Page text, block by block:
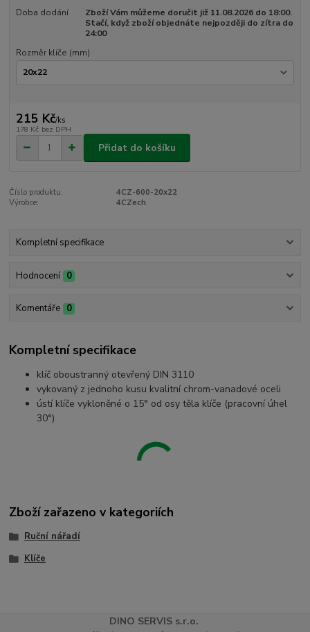
Doba dodání
Zboží Vám můžeme doručit již 11.08.2026 do 18:00.
Stačí, když zboží objednáte nejpozději do zítra do
24:00
Rozměr klíče (mm)
215 Kč/ks
178 Kč bez DPH
Přidat do košíku
Číslo produktu:
4CZ-600-20x22
Výrobce:
4CZech
Kompletní specifikace
Hodnocení 0
Komentáře 0
Kompletní specifikace
klíč oboustranný otevřený DIN 3110
vykovaný z jednoho kusu kvalitní chrom-vanadové oceli
ústí klíče vykloněné o 15° od osy těla klíče (pracovní úhel
30°)
Zboží zařazeno v kategoriích
Ruční nářadí
Klíče
DINO SERVISs.r.o.